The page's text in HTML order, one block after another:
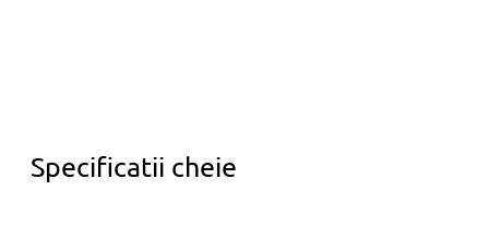
Specificatii cheie